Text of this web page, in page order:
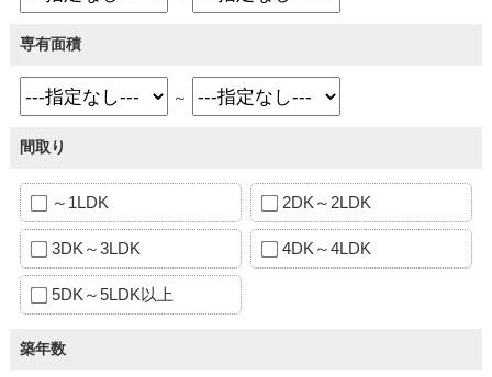
専有面積
～
間取り
～1LDK 2DK～2LDK
3DK～3LDK 4DK～4LDK
5DK～5LDK以上
築年数